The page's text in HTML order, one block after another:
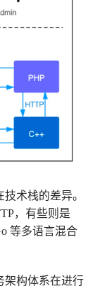
术栈的差异。
，有些则是
等多语言混合
架构体系在进行